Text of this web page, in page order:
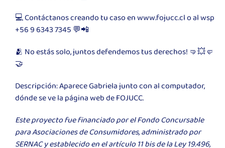
💻 Contáctanos creando tu caso en www.fojucc.cl o al wsp
+56 9 6343 7345 💬📲
🫂 No estás solo, juntos defendemos tus derechos! 🤜💥🤛
🤝
Descripción: Aparece Gabriela junto con al computador,
dónde se ve la página web de FOJUCC.
Este proyecto fue financiado por el Fondo Concursable
para Asociaciones de Consumidores, administrado por
SERNAC y establecido en el artículo 11 bis de la Ley 19.496,